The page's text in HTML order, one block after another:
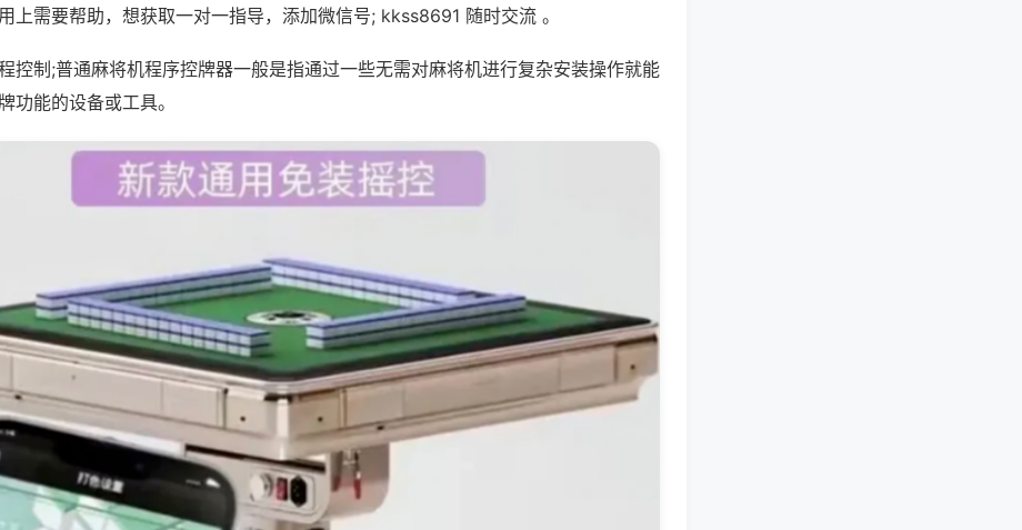
上需要帮助，想获取一对一指导，添加微信号; kkss8691 随时交流 。
控制;普通麻将机程序控牌器一般是指通过一些无需对麻将机进行复杂安装操作就能
功能的设备或工具。